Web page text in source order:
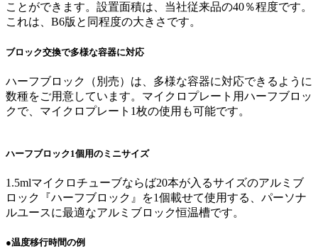
ことができます。設置面積は、当社従来品の40％程度です。
これは、B6版と同程度の大きさです。
ブロック交換で多様な容器に対応
ハーフブロック（別売）は、多様な容器に対応できるように
数種をご用意しています。マイクロプレート用ハーフブロッ
クで、マイクロプレート1枚の使用も可能です。
ハーフブロック1個用のミニサイズ
1.5mlマイクロチューブならば20本が入るサイズのアルミブ
ロック『ハーフブロック』を1個載せて使用する、パーソナ
ルユースに最適なアルミブロック恒温槽です。
●温度移行時間の例